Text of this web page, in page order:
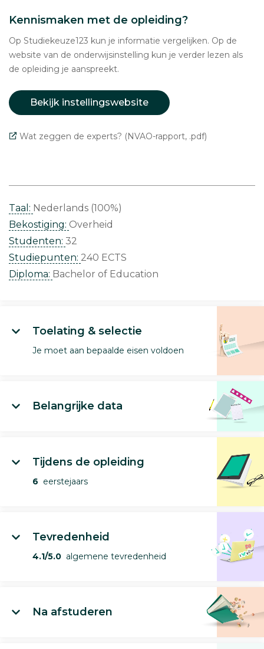
Kennismaken met de opleiding?
Op Studiekeuze123 kun je informatie vergelijken. Op de
website van de onderwijsinstelling kun je verder lezen als
de opleiding je aanspreekt.
Bekijk instellingswebsite
Wat zeggen de experts? (NVAO-rapport, .pdf)
Taal: Nederlands (100%)
Bekostiging: Overheid
Studenten: 32
Studiepunten: 240 ECTS
Diploma: Bachelor of Education
Toelating & selectie
Je moet aan bepaalde eisen voldoen
Belangrijke data
Tijdens de opleiding
6 eerstejaars
Tevredenheid
4.1/5.0 algemene tevredenheid
Na afstuderen